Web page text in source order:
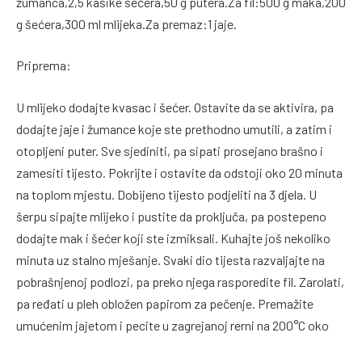
g šećera,300 ml mlijeka.Za premaz:1 jaje.
Priprema:
U mlijeko dodajte kvasac i šećer. Ostavite da se aktivira, pa
dodajte jaje i žumance koje ste prethodno umutili, a zatim i
otopljeni puter. Sve sjediniti, pa sipati prosejano brašno i
zamesiti tijesto. Pokrijte i ostavite da odstoji oko 20 minuta
na toplom mjestu. Dobijeno tijesto podjeliti na 3 djela. U
šerpu sipajte mlijeko i pustite da proključa, pa postepeno
dodajte mak i šećer koji ste izmiksali. Kuhajte još nekoliko
minuta uz stalno mješanje. Svaki dio tijesta razvaljajte na
pobrašnjenoj podlozi, pa preko njega rasporedite fil. Zarolati,
pa ređati u pleh obložen papirom za pečenje. Premažite
umućenim jajetom i pecite u zagrejanoj rerni na 200°C oko